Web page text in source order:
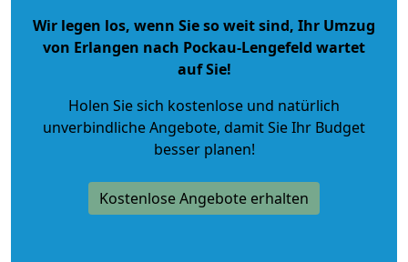
Wir legen los, wenn Sie so weit sind, Ihr Umzug
von Erlangen nach Pockau-Lengefeld wartet
auf Sie!
Holen Sie sich kostenlose und natürlich
unverbindliche Angebote, damit Sie Ihr Budget
besser planen!
Kostenlose Angebote erhalten